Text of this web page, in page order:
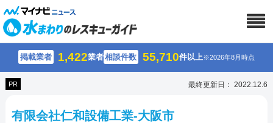
掲載業者 1,422業者相談件数 55,710件以上※2026年8月時点
PR 最終更新日： 2022.12.6
有限会社仁和設備工業-大阪市